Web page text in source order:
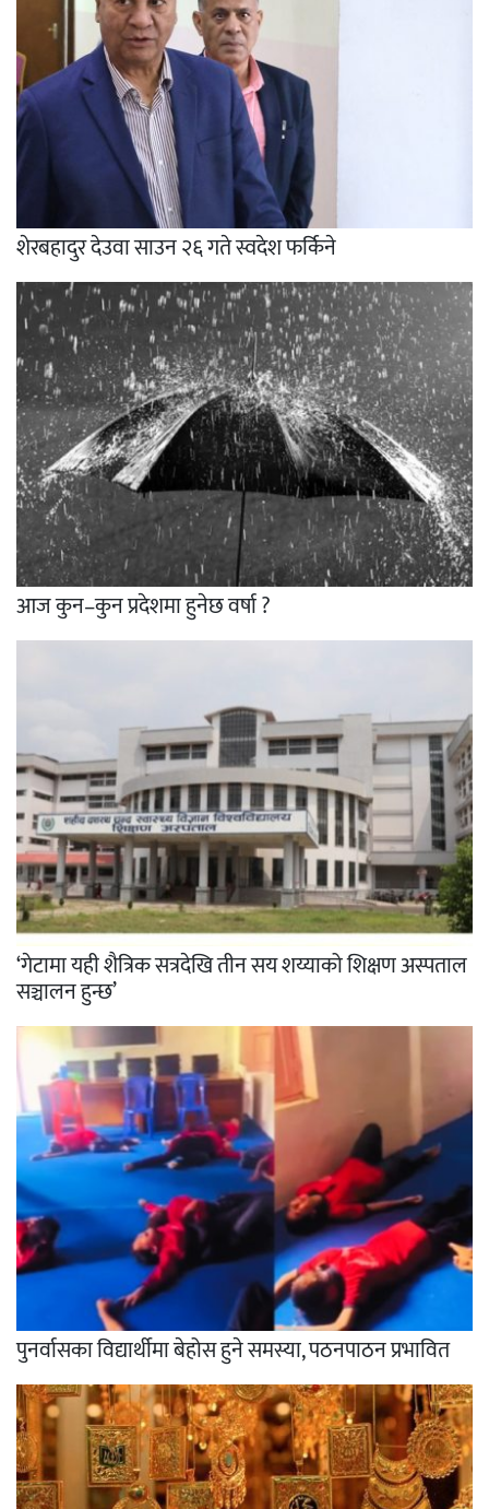
शेरबहादुर देउवा साउन २६ गते स्वदेश फर्किने
आज कुन–कुन प्रदेशमा हुनेछ वर्षा ?
‘गेटामा यही शैत्रिक सत्रदेखि तीन सय शय्याको शिक्षण अस्पताल
सञ्चालन हुन्छ’
पुनर्वासका विद्यार्थीमा बेहोस हुने समस्या, पठनपाठन प्रभावित